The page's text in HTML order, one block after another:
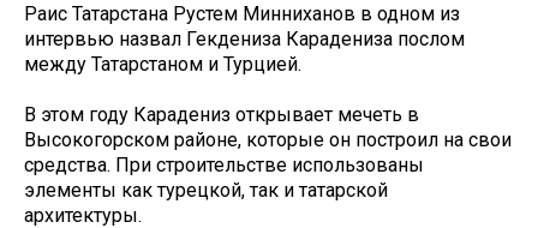
Раис Татарстана Рустем Минниханов в одном из
интервью назвал Гекдениза Карадениза послом
между Татарстаном и Турцией.
В этом году Карадениз открывает мечеть в
Высокогорском районе, которые он построил на свои
средства. При строительстве использованы
элементы как турецкой, так и татарской
архитектуры.